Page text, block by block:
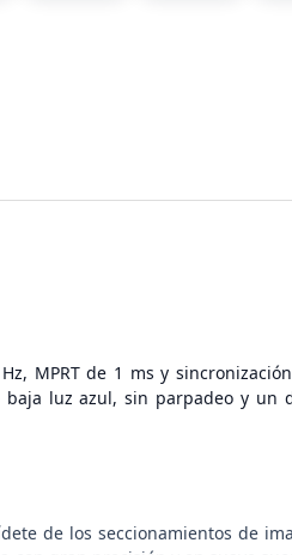
MPRT de 1 ms y
luz azul, sin parpadeo y un
de los seccionamientos de